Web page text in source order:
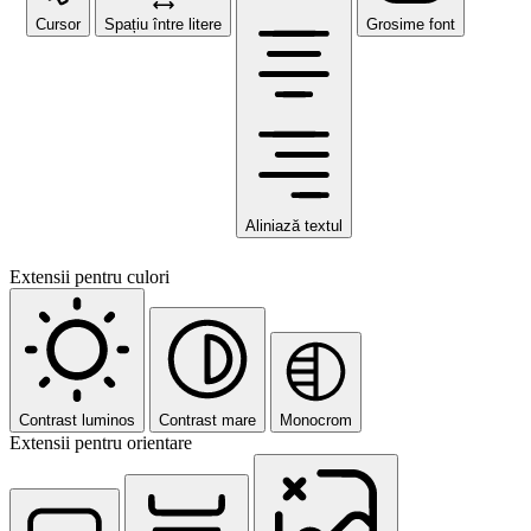
Cursor Spațiu între litere
Aliniază textul
Grosime font
Extensii pentru culori
Contrast luminos Contrast mare Monocrom
Extensii pentru orientare